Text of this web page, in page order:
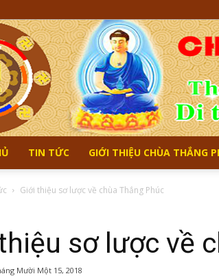
TIN TỨC GIỚI THIỆU CHÙA THẮNG
Giới thiệu sơ lược về chùa Thắng Phúc
sơ lược về
Mười Một 15, 2018